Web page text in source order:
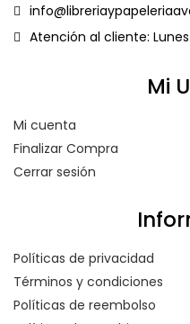
Atención al cliente:
Mi
Mi cuenta
Finalizar Compra
Cerrar sesión
Políticas de privacidad
Términos y condiciones
Políticas de reembolso